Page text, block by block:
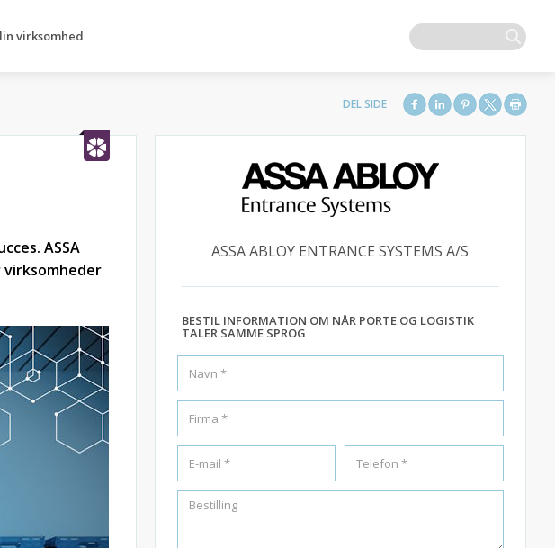
virksomhed
ASSA
virksomheder
ASSA ABLOY ENTRANCE SYSTEMS A/S
BESTIL INFORMATION OM NÅR PORTE OG LOGISTIK
TALER SAMME SPROG